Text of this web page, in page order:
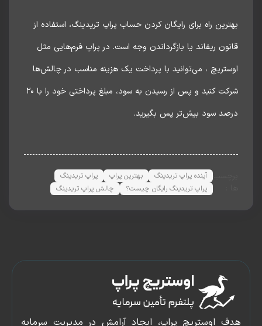
راه برای رایگان کردن حساب پراپ تریدینگ، استفاده از
ریفاند یا بازگرداندن وجه است. در پراپ فرم‌هایی مثل
، می‌توانید با پرداخت یک هزینه مناسب در چالش‌ها
شرکت کنید و پس از رسیدن به سود، مبلغ پرداختی خود را با ۲۰
سود بیش‌تر پس بگیرید.
آینده پراپ تریدینگ بهترین پراپ
پراپ تریدینگ
پراپ تریدینگ رایگان چیست؟
چالش پراپ تریدینگ
اوستریچ پراپ، ایجاد آرامش در مدیریت سرمایه
اصلی